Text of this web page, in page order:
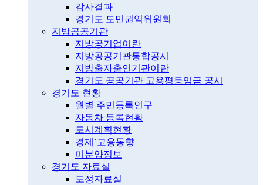
감사결과
경기도 도민권익위원회
지방공공기관
지방공기업이란
지방공공기관통합공시
지방출자출연기관이란
경기도 공공기관 고용평등임금 공시
경기도 현황
월별 주민등록인구
자동차 등록현황
도시계획현황
경제˙고용동향
미분양정보
경기도 자료실
도정자료실